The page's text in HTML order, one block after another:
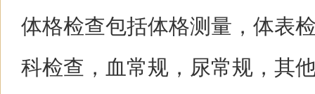
体格检查包括体格测量，体表
科检查，血常规，尿常规，其